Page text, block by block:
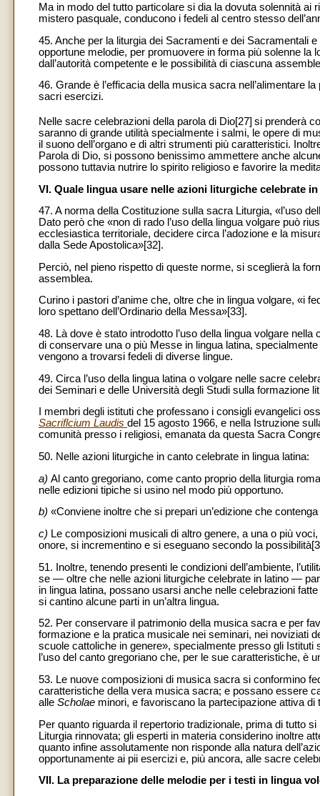
Ma in modo del tutto particolare si dia la dovuta solennità
mistero pasquale, conducono i fedeli al centro stesso
45. Anche per la liturgia dei Sacramenti e dei Sacramentali
opportune melodie, per promuovere in forma più solenne
dall’autorità competente e le possibilità di ciascuna
46. Grande è l’efficacia della musica sacra nell’alimentare
sacri esercizi.
Nelle sacre celebrazioni della parola di Dio[27] si prenderà
saranno di grande utilità specialmente i salmi, le opere di
il suono dell’organo e di altri strumenti più caratteristici.
Parola di Dio, si possono benissimo ammettere anche
possono tuttavia nutrire lo spirito religioso e favorire la
VI. Quale lingua usare nelle azioni liturgiche celebrate
47. A norma della Costituzione sulla sacra Liturgia, «l’uso
Dato però che «non di rado l’uso della lingua volgare può
ecclesiastica territoriale, decidere circa l’adozione e la
dalla Sede Apostolica»[32].
Perciò, nel pieno rispetto di queste norme, si sceglierà la
assemblea.
Curino i pastori d’anime che, oltre che in lingua volgare, «i
loro spettano dell’Ordinario della Messa»[33].
48. Là dove è stato introdotto l’uso della lingua volgare
di conservare una o più Messe in lingua latina,
vengono a trovarsi fedeli di diverse lingue.
49. Circa l’uso della lingua latina o volgare nelle sacre
dei Seminari e delle Università degli Studi sulla formazione
I membri degli istituti che professano i consigli evangelici
Sacriflcium Laudis del 15 agosto 1966, e nella Istruzione
comunità presso i religiosi, emanata da questa Sacra
50. Nelle azioni liturgiche in canto celebrate in lingua latina:
a) Al canto gregoriano, come canto proprio della liturgia
nelle edizioni tipiche si usino nel modo più opportuno.
b) «Conviene inoltre che si prepari un’edizione che
c) Le composizioni musicali di altro genere, a una o più
onore, si incrementino e si eseguano secondo la
51. Inoltre, tenendo presenti le condizioni dell’ambiente,
se — oltre che nelle azioni liturgiche celebrate in latino —
in lingua latina, possano usarsi anche nelle celebrazioni
si cantino alcune parti in un’altra lingua.
52. Per conservare il patrimonio della musica sacra e per
formazione e la pratica musicale nei seminari, nei noviziati
scuole cattoliche in genere», specialmente presso gli
l’uso del canto gregoriano che, per le sue caratteristiche,
53. Le nuove composizioni di musica sacra si conformino
caratteristiche della vera musica sacra; e possano essere
alle Scholae minori, e favoriscano la partecipazione attiva di
Per quanto riguarda il repertorio tradizionale, prima di tutto
Liturgia rinnovata; gli esperti in materia considerino inoltre
quanto infine assolutamente non risponde alla natura
opportunamente ai pii esercizi e, più ancora, alle sacre
VII. La preparazione delle melodie per i testi in lingua